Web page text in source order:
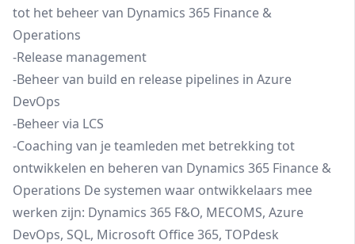
tot het beheer van Dynamics 365 Finance &
Operations
-Release management
-Beheer van build en release pipelines in Azure
DevOps
-Beheer via LCS
-Coaching van je teamleden met betrekking tot
ontwikkelen en beheren van Dynamics 365 Finance &
Operations De systemen waar ontwikkelaars mee
werken zijn: Dynamics 365 F&O, MECOMS, Azure
DevOps, SQL, Microsoft Office 365, TOPdesk